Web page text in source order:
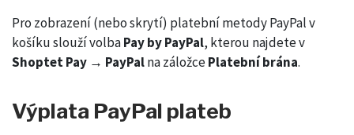
Pro zobrazení (nebo skrytí) platební metody PayPal v
košíku slouží volbaPay by PayPal, kterou najdete v
Shoptet Pay → PayPalna záložcePlatební brána.
Výplata PayPal plateb